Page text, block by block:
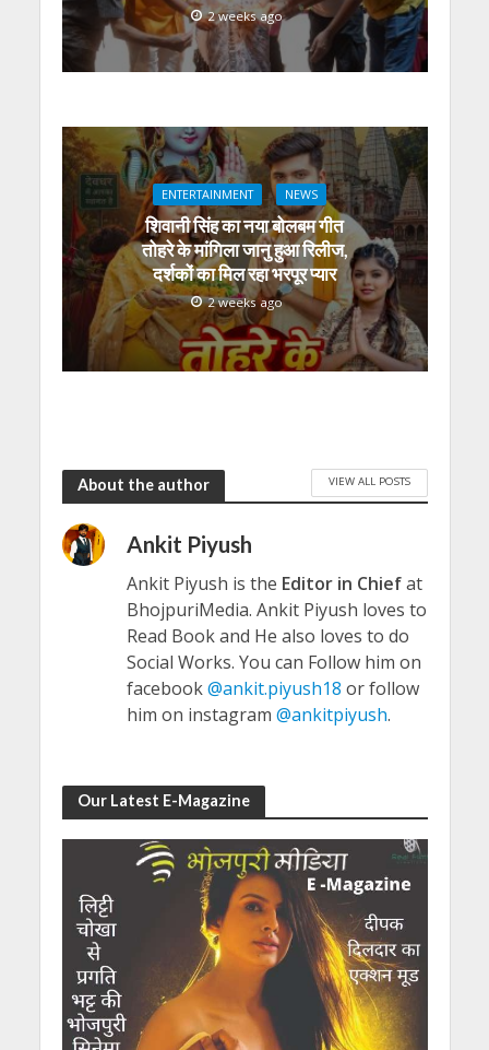
2 weeks ago
ENTERTAINMENT NEWS
शिवानी सिंह का नया बोलबम गीत
तोहरे के मांगिला जानु हुआ रिलीज,
दर्शकों का मिल रहा भरपूर प्यार
2 weeks ago
About the author VIEW ALL POSTS
Ankit Piyush
Ankit Piyush is the Editor in Chiefat
BhojpuriMedia. Ankit Piyush loves to
Read Book and He also loves to do
Social Works. You can Follow him on
facebook@ankit.piyush18 or follow
him on instagram @ankitpiyush.
Our Latest E-Magazine